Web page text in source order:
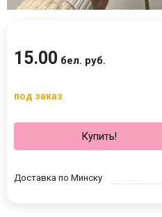
15.00 бел. руб.
под заказ
Купить!
Доставка по Минску